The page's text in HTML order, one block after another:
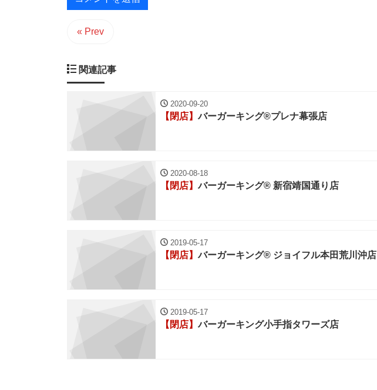
« Prev
関連記事
2020-09-20
【閉店】バーガーキング®プレナ幕張店
2020-08-18
【閉店】バーガーキング® 新宿靖国通り店
2019-05-17
【閉店】バーガーキング® ジョイフル本田荒川沖店
2019-05-17
【閉店】バーガーキング小手指タワーズ店